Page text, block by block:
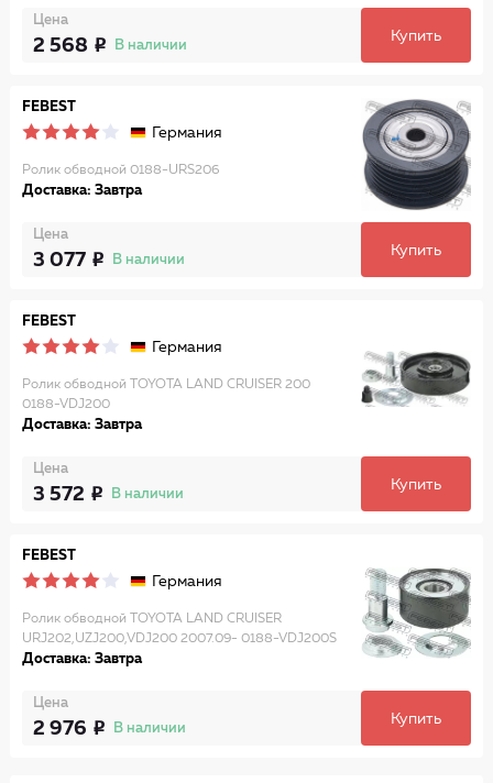
Цена
2 568 В наличии
Купить
FEBEST
Германия
Ролик обводной 0188-URS206
Доставка: Завтра
Цена
3 077 В наличии
Купить
FEBEST
Германия
Ролик обводной TOYOTA LAND CRUISER 200
0188-VDJ200
Доставка: Завтра
Цена
3 572 В наличии
Купить
FEBEST
Германия
Ролик обводной TOYOTA LAND CRUISER
URJ202,UZJ200,VDJ200 2007.09- 0188-VDJ200S
Доставка: Завтра
Цена
2 976 В наличии
Купить